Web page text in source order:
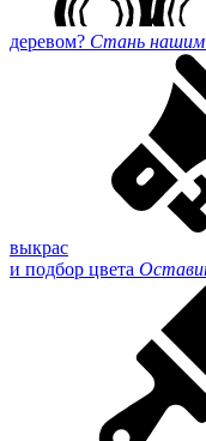
деревом? Стань
выкрас
и подбор цвета